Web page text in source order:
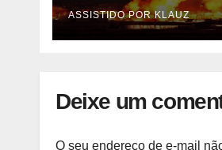
(UNIQUIMA/
ASSISTIDO POR KLAUZ
Deixe um
O seu endereço de e-mail